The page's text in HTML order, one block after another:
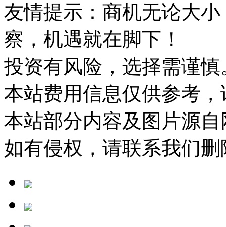
友情提示：商机无论大
察，机遇就在脚下！
投资有风险，选择需谨慎
本站费用信息仅供参考
本站部分内容及图片源
如有侵权，请联系我们删